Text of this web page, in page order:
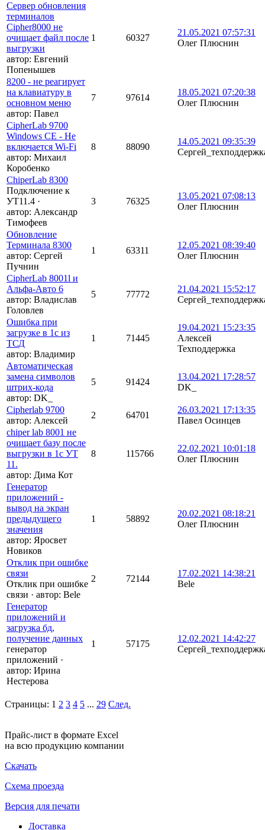
Сервер обновления
терминалов
Cipher8000 не
очищает файл после
выгрузки
автор: Евгений
Попенышев
1 60327
21.05.2021 07:57:31
Олег Плюснин
8200 - не реагирует
на клавиатуру в
основном меню
автор: Павел
7 97614
18.05.2021 07:20:38
Олег Плюснин
CipherLab 9700
Windows CE - Не
включается Wi-Fi
автор: Михаил
Коробенко
8 88090
14.05.2021 09:35:39
ChiperLab 8300
Подключение к
УТ11.4 ·
автор: Александр
Тимофеев
3 76325
13.05.2021 07:08:13
Олег Плюснин
Обновление
Терминала 8300
автор: Сергей
Пучнин
1 63311
12.05.2021 08:39:40
Олег Плюснин
CipherLab 8001l и
Альфа-Авто 6
автор: Владислав
Головлев
5 77772
21.04.2021 15:52:17
Ошибка при
загрузке в 1с из
ТСД
автор: Владимир
1 71445
19.04.2021 15:23:35
Алексей
Техподдержка
Автоматическая
замена символов
штрих-кода
автор: DK_
5 91424
13.04.2021 17:28:57
DK_
Cipherlab 9700
автор: Алексей
2 64701
26.03.2021 17:13:35
Павел Осинцев
chiper lab 8001 не
очищает базу после
выгрузки в 1с УТ
11.
автор: Дима Кот
8 115766
22.02.2021 10:01:18
Олег Плюснин
Генератор
приложений -
вывод на экран
предыдущего
значения
автор: Яросвет
Новиков
1 58892
20.02.2021 08:18:21
Олег Плюснин
Отклик при ошибке
связи
Отклик при ошибке
связи · автор: Bele
2 72144
17.02.2021 14:38:21
Bele
Генератор
приложений и
загрузка бд,
получение данных
генератор
приложений ·
автор: Ирина
Нестерова
1 57175
12.02.2021 14:42:27
Страницы: 1 2 3 4 5 ... 29 След.
Прайс-лист в формате Excel
на всю продукцию компании
Скачать
Схема проезда
Версия для печати
Доставка